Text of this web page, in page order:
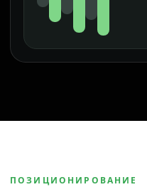
ПОЗИЦИОНИРОВАНИЕ